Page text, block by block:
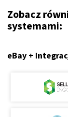
Zobacz
systemami:
eBay +